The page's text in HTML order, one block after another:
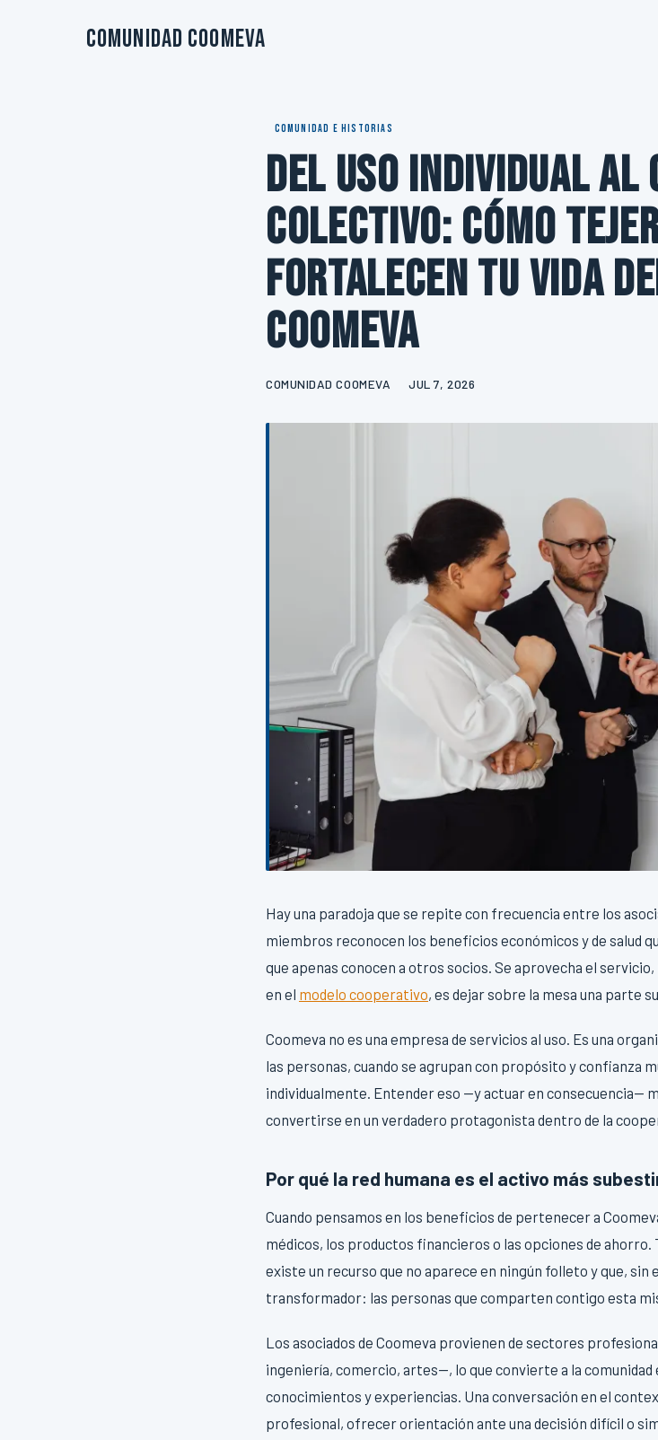
Comunidad Coomeva
COMUNIDAD E HISTORIAS
Del uso individual al
colectivo: cómo
fortalecen tu vida
Coomeva
COMUNIDAD COOMEVA JUL 7, 2026
Hay una paradoja que se repite con frecuencia entre los
miembros reconocen los beneficios económicos y de salud
que apenas conocen a otros socios. Se aprovecha el
en el modelo cooperativo, es dejar sobre la mesa una parte
Coomeva no es una empresa de servicios al uso. Es una
las personas, cuando se agrupan con propósito y confianza
individualmente. Entender eso —y actuar en consecuencia—
convertirse en un verdadero protagonista dentro de la
Por qué la red humana es el activo más
Cuando pensamos en los beneficios de pertenecer a
médicos, los productos financieros o las opciones de ahorro.
existe un recurso que no aparece en ningún folleto y que,
transformador: las personas que comparten contigo esta
Los asociados de Coomeva provienen de sectores
ingeniería, comercio, artes—, lo que convierte a la comunidad
conocimientos y experiencias. Una conversación en el
profesional, ofrecer orientación ante una decisión difícil o